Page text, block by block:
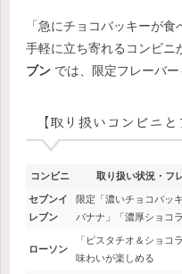
「急にチョコバッキーが
手軽に立ち寄れるコンビニ
ブン では、限定フレーバー
【取り扱いコンビニ
コンビニ 取り扱い状況・フ
セブンイ
レブン
限定「濃いチョコバッ
バナナ」「濃厚ショコ
ローソン
「ピスタチオ＆ショコ
味わいが楽しめる